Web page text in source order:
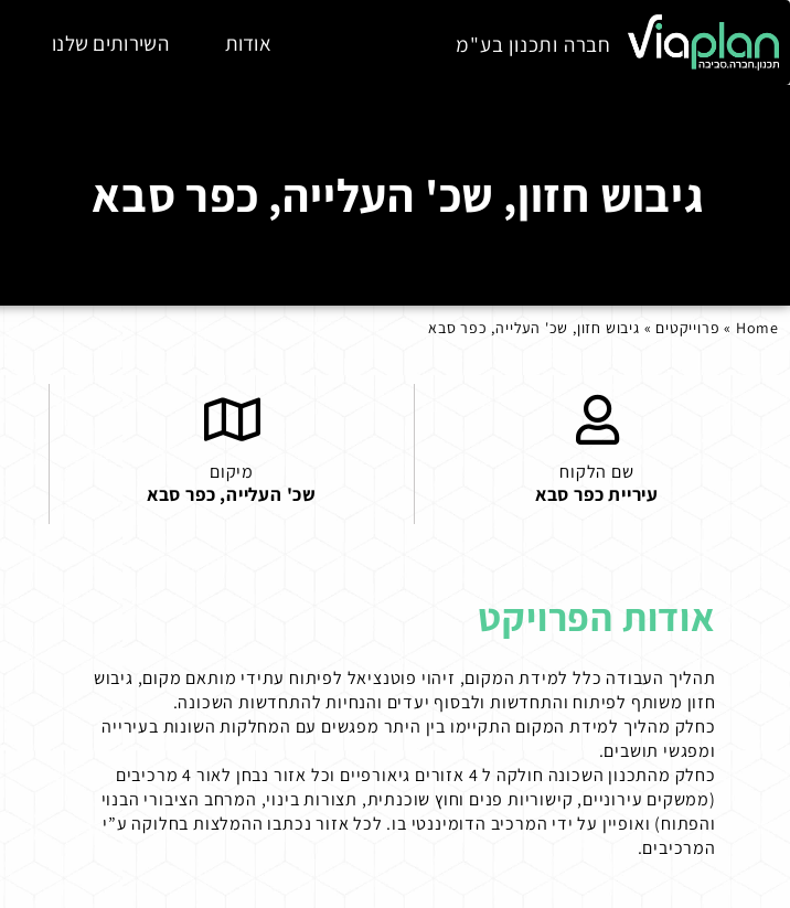
חברה ותכנון בע"מ אודות השירותים שלנו
גיבוש חזון, שכ' העלייה, כפר סבא
Home
» פרוייקטים » גיבוש חזון, שכ' העלייה, כפר סבא
שם הלקוח
עיריית כפר סבא
מיקום
שכ' העלייה, כפר סבא
אודות הפרויקט
תהליך העבודה כלל למידת המקום, זיהוי פוטנציאל לפיתוח עתידי מותאם מקום, גיבוש
חזון משותף לפיתוח והתחדשות ולבסוף יעדים והנחיות להתחדשות השכונה.
כחלק מהליך למידת המקום התקיימו בין היתר מפגשים עם המחלקות השונות בעירייה
ומפגשי תושבים.
כחלק מהתכנון השכונה חולקה ל 4 אזורים גיאורפיים וכל אזור נבחן לאור 4 מרכיבים
(ממשקים עירוניים, קישוריות פנים וחוץ שוכנתית, תצורות בינוי, המרחב הציבורי הבנוי
והפתוח) ואופיין על ידי המרכיב הדומיננטי בו. לכל אזור נכתבו ההמלצות בחלוקה ע”י
המרכיבים.